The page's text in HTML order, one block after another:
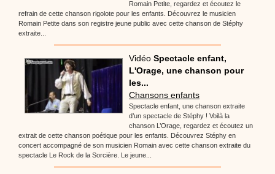
Romain Petite, regardez et écoutez le
refrain de cette chanson rigolote pour les enfants. Découvrez le musicien
Romain Petite dans son registre jeune public avec cette chanson de Stéphy
extraite...
Vidéo Spectacle enfant,
L'Orage, une chanson pour
les...
Chansons enfants
Spectacle enfant, une chanson extraite
d’un spectacle de Stéphy ! Voilà la
chanson L’Orage, regardez et écoutez un
extrait de cette chanson poétique pour les enfants. Découvrez Stéphy en
concert accompagné de son musicien Romain avec cette chanson extraite du
spectacle Le Rock de la Sorcière. Le jeune...